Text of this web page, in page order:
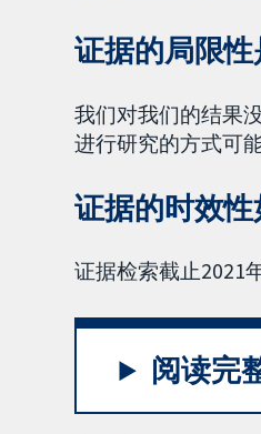
证据的局限性
我们对我们的结果
进行研究的方式可
证据的时效性
证据检索截止2021
阅读完